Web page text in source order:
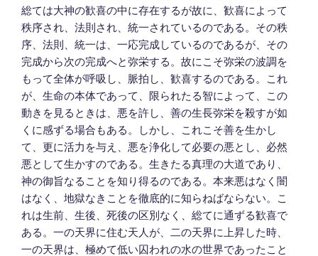
総ては大神の歓喜の中に存在するが故に、歓喜によって
秩序され、法則され、統一されているのである。その秩
序、法則、統一は、一応完成しているのであるが、その
完成から次の完成へと弥栄する。故にこそ弥栄の波調を
もって全体が呼吸し、脈拍し、歓喜するのである。これ
が、生命の本体であって、限られたる智によって、この
動きを見るときは、悪を許し、善の生長弥栄を殺すが如
くに感ずる場合もある。しかし、これこそ善を生かし
て、更に活力を与え、悪を浄化して必要の悪とし、必然
悪として生かすのである。生きたる真理の大道であり、
神の御旨なることを知り得るのである。本来悪はなく闇
はなく、地獄なきことを徹底的に知らねばならない。こ
れは生前、生後、死後の区別なく、総てに通ずる歓喜で
ある。一の天界に住む天人が、二の天界に上昇した時、
一の天界は、極めて低い囚われの水の世界であったこと